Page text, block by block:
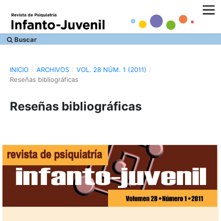
Buscar
INICIO / ARCHIVOS / VOL. 28 NÚM. 1 (2011) /
Reseñas bibliográficas
Reseñas bibliográficas